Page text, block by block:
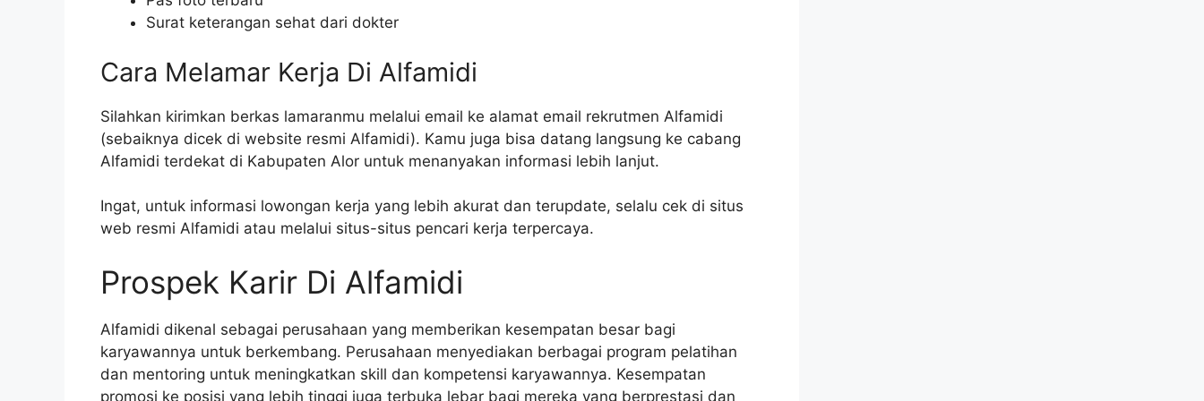
Surat keterangan sehat dari dokter
Cara Melamar Kerja Di Alfamidi
Silahkan kirimkan berkas lamaranmu melalui email ke alamat email rekrutmen Alfamidi
(sebaiknya dicek di website resmi Alfamidi). Kamu juga bisa datang langsung ke cabang
Alfamidi terdekat di Kabupaten Alor untuk menanyakan informasi lebih lanjut.
Ingat, untuk informasi lowongan kerja yang lebih akurat dan terupdate, selalu cek di situs
web resmi Alfamidi atau melalui situs-situs pencari kerja terpercaya.
Prospek Karir Di Alfamidi
Alfamidi dikenal sebagai perusahaan yang memberikan kesempatan besar bagi
karyawannya untuk berkembang. Perusahaan menyediakan berbagai program pelatihan
dan mentoring untuk meningkatkan skill dan kompetensi karyawannya. Kesempatan
promosi ke posisi yang lebih tinggi juga terbuka lebar bagi mereka yang berprestasi dan